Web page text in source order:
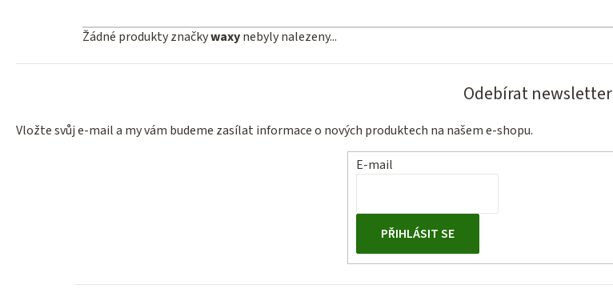
Žádné produkty značkywaxynebyly nalezeny...
Odebírat newsletter
Vložte svůj e-mail a my vám budeme zasílat informace o nových produktech na našem e-shopu.
E-mail
PŘIHLÁSIT SE